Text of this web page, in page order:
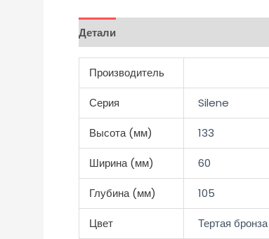
Детали
Производитель
Серия Silene
Высота (мм) 133
Ширина (мм) 60
Глубина (мм) 105
Цвет Тертая бронза